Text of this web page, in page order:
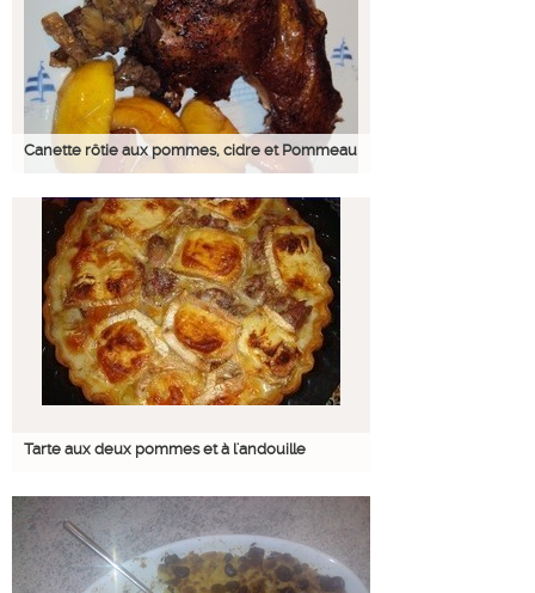
Canette rôtie aux pommes, cidre et Pommeau
Tarte aux deux pommes et à l'andouille